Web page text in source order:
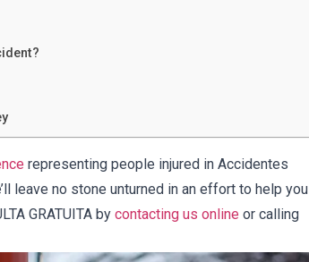
representing people injured in Accidentes
leave no stone unturned in an effort to help you
GRATUITA by contacting us online or calling